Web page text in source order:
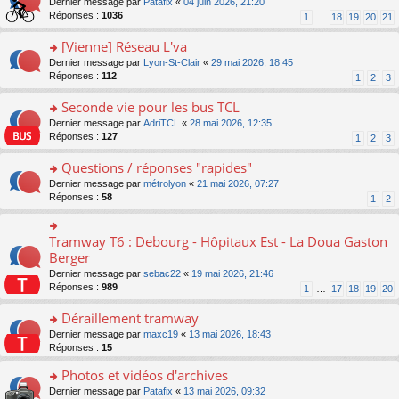
nt
s
ré
e
nt
n
lu
le
pl
u
s
ré
e
nt
e
n
o
n
lu
le
pl
u
s
ré
c
nt
e
s
s
a
g
e
n
lu
le
pl
u
s
ré
nt
n
s
ult
er
le
m
e
s
s
a
g
n
o
n
lu
le
u
s
ré
nt
Réponses : 1036 1 18 19 20 21
o
n
s
ult
er
le
m
e
s
s
a
g
e
n
o
n
lu
le
pl
u
s
ré
c
nt
[Vienne] Réseau L'va
Dernier message par Lyon-St-Clair « 29 mai 2026, 18:45
Réponses : 112 1 2 3
o
n
s
ult
er
le
m
e
s
a
g
e
n
lu
le
pl
u
s
Seconde vie pour les bus TCL
Dernier message par AdriTCL « 28 mai 2026, 12:35
Réponses : 127 1 2 3
o
n
s
ult
er
le
m
e
s
s
a
g
e
n
o
n
Questions / réponses "rapides"
Dernier message par métrolyon « 21 mai 2026, 07:27
Réponses : 58 1 2
o
n
ult
er
le
m
e
s
s
a
g
Tramway T6 : Debourg - Hôpitaux Est - La Doua Gaston
Berger
Dernier message par sebac22 « 19 mai 2026, 21:46
Réponses : 989 1 17 18 19 20
o
n
s
ult
er
Déraillement tramway
Dernier message par maxc19 « 13 mai 2026, 18:43
Réponses : 15
o
Photos et vidéos d'archives
Dernier message par Patafix « 13 mai 2026, 09:32